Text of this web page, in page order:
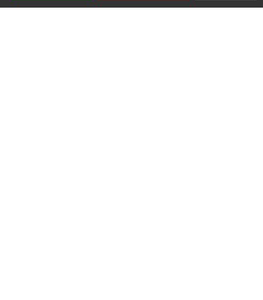
• Contacter le délégué du Défenseur des